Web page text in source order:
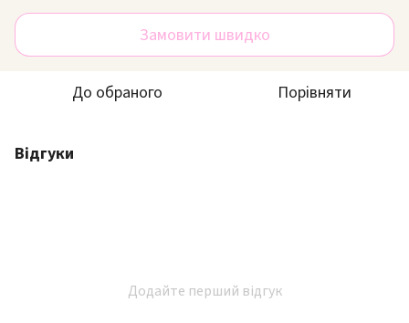
Замовити швидко
До обраного Порівняти
Відгуки
Додайте перший відгук